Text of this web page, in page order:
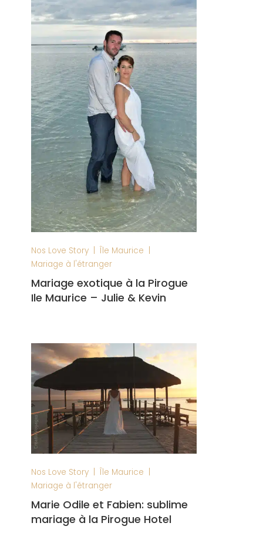
Nos Love Story | Île Maurice |
Mariage à l'étranger
Mariage exotique à la Pirogue
Ile Maurice – Julie & Kevin
Nos Love Story | Île Maurice |
Mariage à l'étranger
Marie Odile et Fabien: sublime
mariage à la Pirogue Hotel